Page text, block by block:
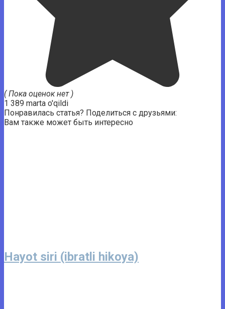
( Пока оценок нет )
1 389 marta o'qildi
Понравилась статья? Поделиться с друзьями:
Вам также может быть интересно
Hayot siri (ibratli hikoya)